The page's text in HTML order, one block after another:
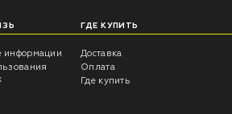
информации
ГДЕ КУПИТЬ
Доставка
Оплата
Где купить